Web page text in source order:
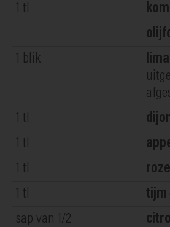
1 tl
1 blik
1 tl
1 tl
1 tl
1 tl tijm
sap van 1/2